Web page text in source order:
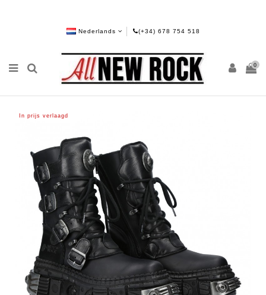
Nederlands (+34) 678 754 518
0
In prijs verlaagd